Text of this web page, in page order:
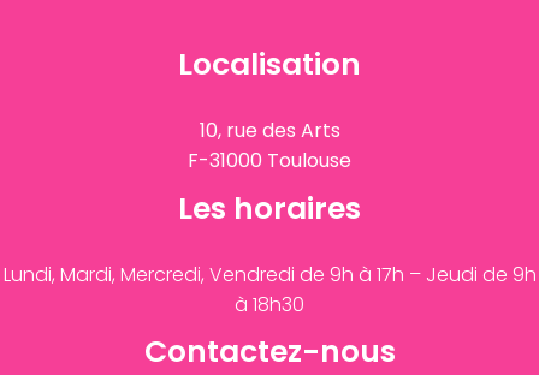
Localisation
10, rue des Arts
F-31000 Toulouse
Les horaires
Lundi, Mardi, Mercredi, Vendredi de 9h à 17h – Jeudi de 9h
à 18h30
Contactez-nous